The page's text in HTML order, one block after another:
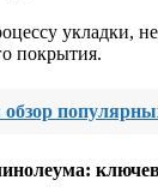
укладки,
покрытия.